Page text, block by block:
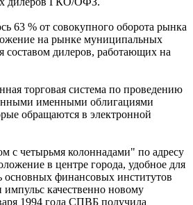
63 % от совокупного оборота рынка
на рынке муниципальных
составом дилеров, работающих на
торговая система по проведению
именными облигациями
обращаются в электронной
с четырьмя колоннадами" по адресу
в центре города, удобное для
основных финансовых институтов
импульс качественно новому
1994 года СПВБ получила